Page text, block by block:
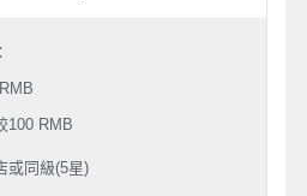
100 RMB
或同級(5星)